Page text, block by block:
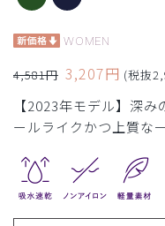
WOMEN
4,581円 3,207円 (税抜
【2023年モデル】深
ールライクかつ上質な一